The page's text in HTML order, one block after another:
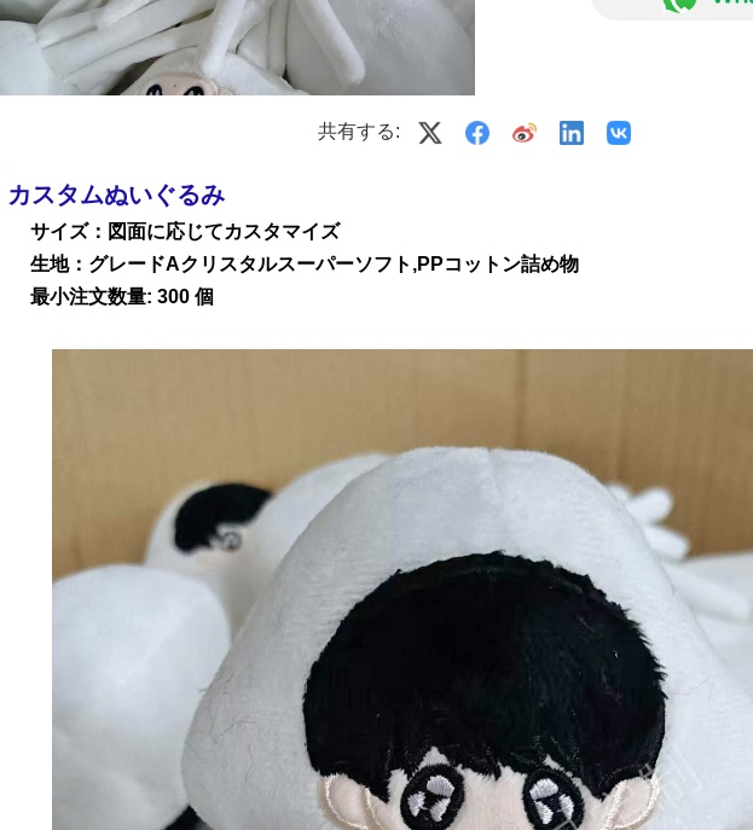
共有する:
カスタムぬいぐるみ
サイズ：図面に応じてカスタマイズ
生地：グレードAクリスタルスーパーソフト,PPコットン詰め物
最小注文数量: 300 個